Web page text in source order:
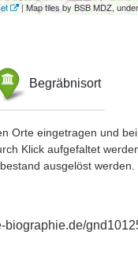
| Map tiles by BSB MDZ,
Begräbnisort
Orte eingetragen und
Klick aufgefaltet
ausgelöst werden.